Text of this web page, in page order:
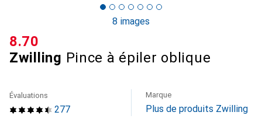
8 images
Zwilling Pince à épiler oblique
CHF
8.70
277
Évaluations Marque
Plus de produits Zwilling